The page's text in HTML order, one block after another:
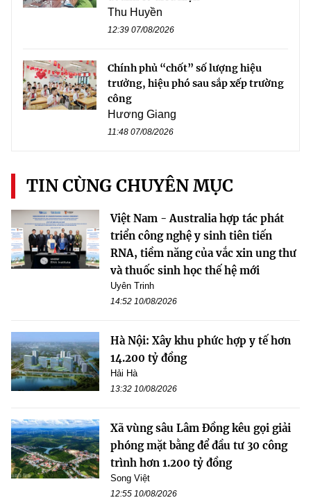
Thu Huyền
12:39 07/08/2026
Chính phủ “chốt” số lượng hiệu
trưởng, hiệu phó sau sắp xếp trường
công
Hương Giang
11:48 07/08/2026
TIN CÙNG CHUYÊN MỤC
Việt Nam - Australia hợp tác phát
triển công nghệ y sinh tiên tiến
RNA, tiềm năng của vắc xin ung thư
và thuốc sinh học thế hệ mới
Uyên Trinh
14:52 10/08/2026
Hà Nội: Xây khu phức hợp y tế hơn
14.200 tỷ đồng
Hải Hà
13:32 10/08/2026
Xã vùng sâu Lâm Đồng kêu gọi giải
phóng mặt bằng để đầu tư 30 công
trình hơn 1.200 tỷ đồng
Song Việt
12:55 10/08/2026